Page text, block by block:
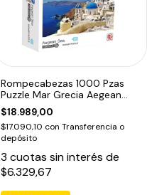
Rompecabezas 1000 Pzas
Puzzle Mar Grecia Aegean
Sea Cuadro
$18.989,00
$17.090,10 con Transferencia o
depósito
3 cuotas sin interés de
$6.329,67